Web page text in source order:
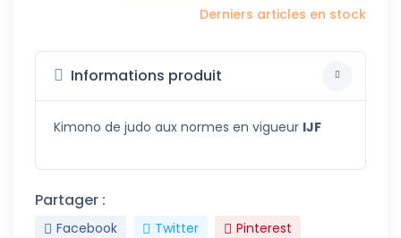
Derniers articles en stock
Informations produit
Kimono de judo aux normes en vigueur IJF
Partager :
Facebook Twitter Pinterest